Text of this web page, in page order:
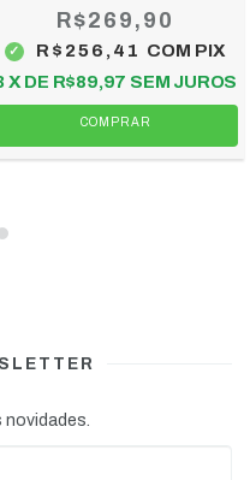
R$269,90
R$256,41 COM PIX
X DE R$89,97 SEM JUROS
COMPRAR